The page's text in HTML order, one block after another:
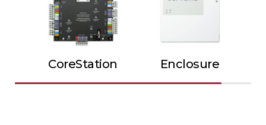
CoreStation Enclosure